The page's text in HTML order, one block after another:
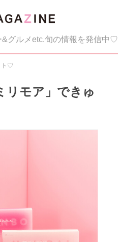
グルメetc.旬の情報を発信中♡
ト♡
リモア」できゅ